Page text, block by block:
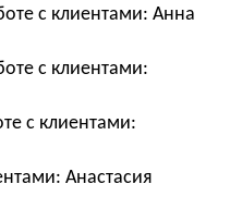
с клиентами: Анна
с клиентами:
с клиентами:
Анастасия